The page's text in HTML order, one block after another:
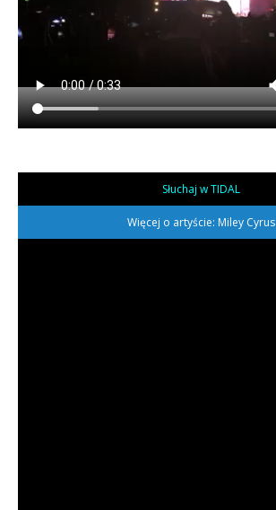
Słuchaj w TIDAL
Więcej o artyście: Miley Cyrus